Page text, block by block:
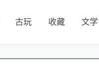
古玩 收藏 文学